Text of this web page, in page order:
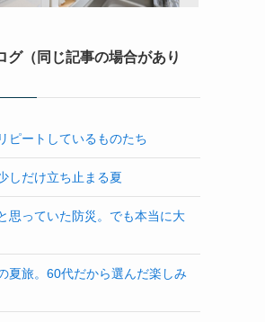
グ（同じ記事の場合があり
ピートしているものたち
しだけ立ち止まる夏
思っていた防災。でも本当に大
夏旅。60代だから選んだ楽しみ